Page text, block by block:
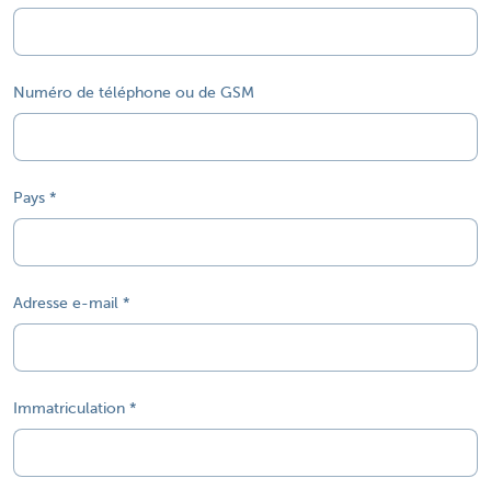
Numéro de téléphone ou de GSM
Pays
Adresse e-mail
Immatriculation